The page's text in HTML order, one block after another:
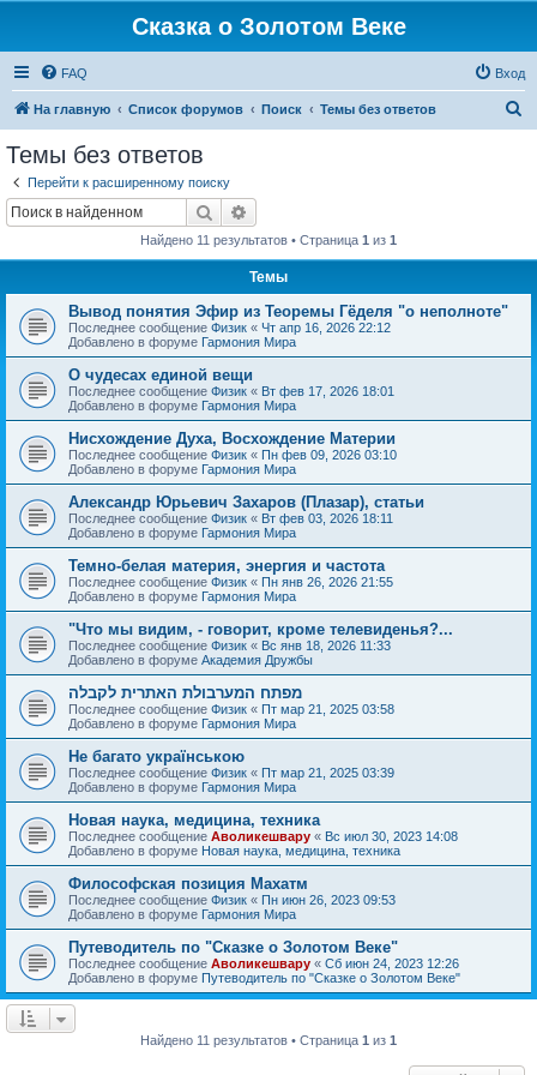
Сказка о Золотом Веке
FAQ Вход
На главную Список форумов Поиск Темы без ответов
Темы без ответов
Перейти к расширенному поиску
Поиск
Найдено 11 результатов • Страница 1 из 1
Темы
Вывод понятия Эфир из Теоремы Гёделя "о неполноте"
Последнее сообщение Физик « Чт апр 16, 2026 22:12
Добавлено в форуме Гармония Мира
О чудесах единой вещи
Последнее сообщение Физик « Вт фев 17, 2026 18:01
Добавлено в форуме Гармония Мира
Нисхождение Духа, Восхождение Материи
Последнее сообщение Физик « Пн фев 09, 2026 03:10
Добавлено в форуме Гармония Мира
Александр Юрьевич Захаров (Плазар), статьи
Последнее сообщение Физик « Вт фев 03, 2026 18:11
Добавлено в форуме Гармония Мира
Темно-белая материя, энергия и частота
Последнее сообщение Физик « Пн янв 26, 2026 21:55
Добавлено в форуме Гармония Мира
"Что мы видим, - говорит, кроме телевиденья?...
Последнее сообщение Физик « Вс янв 18, 2026 11:33
Добавлено в форуме Академия Дружбы
מפתח המערבולת האתרית לקבלה
Последнее сообщение Физик « Пт мар 21, 2025 03:58
Добавлено в форуме Гармония Мира
Не багато українською
Последнее сообщение Физик « Пт мар 21, 2025 03:39
Добавлено в форуме Гармония Мира
Новая наука, медицина, техника
Последнее сообщение Аволикешвару « Вс июл 30, 2023 14:08
Добавлено в форуме Новая наука, медицина, техника
Философская позиция Махатм
Последнее сообщение Физик « Пн июн 26, 2023 09:53
Добавлено в форуме Гармония Мира
Путеводитель по "Сказке о Золотом Веке"
Последнее сообщение Аволикешвару « Сб июн 24, 2023 12:26
Добавлено в форуме Путеводитель по "Сказке о Золотом Веке"
Найдено 11 результатов • Страница 1 из 1